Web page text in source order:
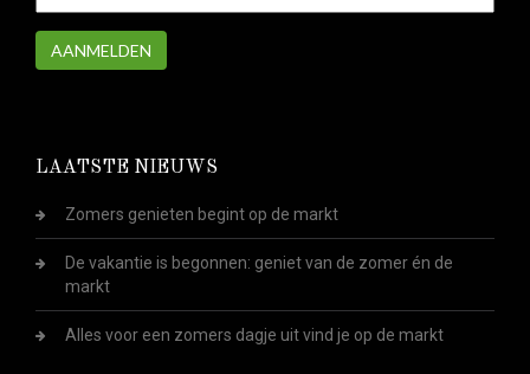
AANMELDEN
LAATSTE NIEUWS
Zomers genieten begint op de markt
De vakantie is begonnen: geniet van de zomer én de
markt
Alles voor een zomers dagje uit vind je op de markt